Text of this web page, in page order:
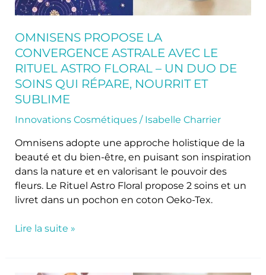
OMNISENS PROPOSE LA
CONVERGENCE ASTRALE AVEC LE
RITUEL ASTRO FLORAL – UN DUO DE
SOINS QUI RÉPARE, NOURRIT ET
SUBLIME
Innovations Cosmétiques/ Isabelle Charrier
Omnisens adopte une approche holistique de la
beauté et du bien-être, en puisant son inspiration
dans la nature et en valorisant le pouvoir des
fleurs. Le Rituel Astro Floral propose 2 soins et un
livret dans un pochon en coton Oeko-Tex.
–
duo
de
soins
qui
répare,
nourrit
et
Lire la suite »